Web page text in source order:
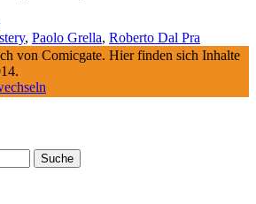
, Paolo Grella, Roberto Dal Pra
von Comicgate. Hier finden sich Inhalte